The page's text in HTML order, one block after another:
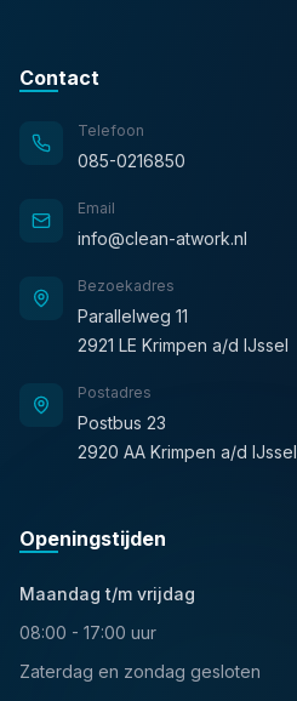
Contact
Telefoon
085-0216850
Email
info@clean-atwork.nl
Bezoekadres
Parallelweg 11
2921 LE Krimpen a/d IJssel
Postadres
Postbus 23
2920 AA Krimpen a/d IJssel
Openingstijden
Maandag t/m vrijdag
08:00 - 17:00 uur
Zaterdag en zondag gesloten